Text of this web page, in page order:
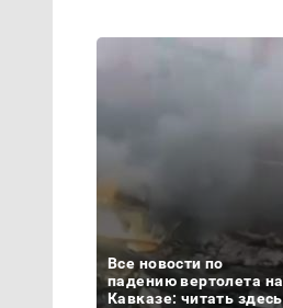
Все новости по
падению вертолета на
Кавказе: читать здесь